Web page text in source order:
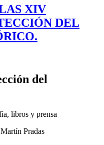
XIV
DEL
del
libros y prensa
Pradas